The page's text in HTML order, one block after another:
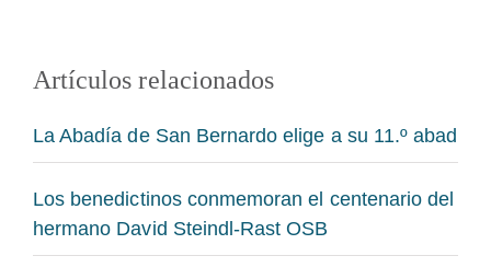
Artículos relacionados
La Abadía de San Bernardo elige a su 11.º abad
Los benedictinos conmemoran el centenario del
hermano David Steindl-Rast OSB